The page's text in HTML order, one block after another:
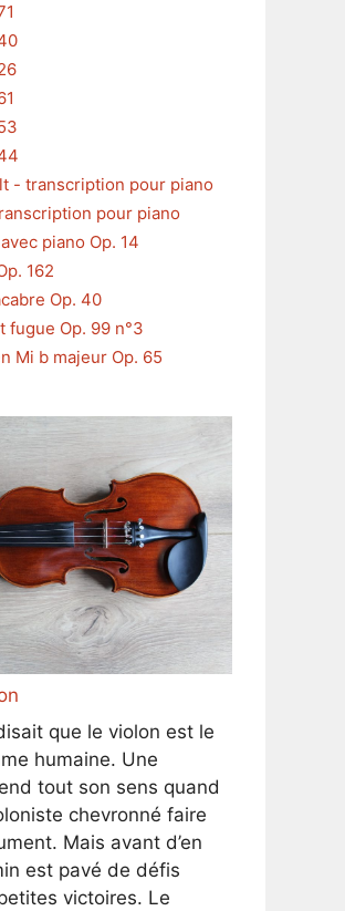
- transcription pour piano
pour piano
piano Op. 14
162
Op. 40
fugue Op. 99 n°3
Mi b majeur Op. 65
que le violon est le
humaine. Une
tout son sens quand
chevronné faire
Mais avant d’en
est pavé de défis
victoires. Le